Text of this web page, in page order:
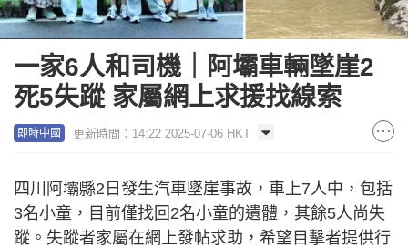
一家6人和司機｜阿壩車輛墜崖2
死5失蹤 家屬網上求援找線索
即時中國 更新時間：14:22 2025-07-06 HKT
四川阿壩縣2日發生汽車墜崖事故，車上7人中，包括
3名小童，目前僅找回2名小童的遺體，其餘5人尚失
蹤。失蹤者家屬在網上發帖求助，希望目擊者提供行